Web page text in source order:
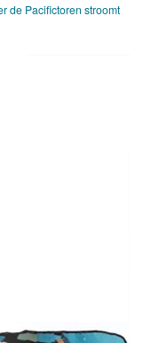
de Pacifictoren stroomt